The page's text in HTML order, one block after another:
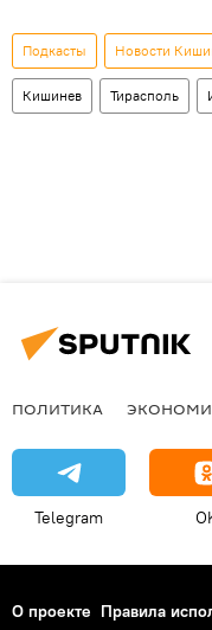
Подкасты Новости
Кишинев Тирасполь
ПОЛИТИКА
Telegram
О проекте Правила